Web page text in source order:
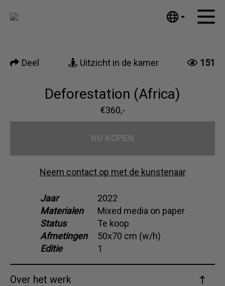
Español
汉语/中文
Русский
Ελληνικά
Dansk
Kunstwerken
Nieuws
Deel Uitzicht in de kamer 151
Deforestation (Africa)
€360,-
NU KOPEN
Neem contact op met de kunstenaar
Jaar
2022
Materialen
Mixed media on paper
Status
Te koop
Afmetingen
50x70 cm (w/h)
Editie
1
Over het werk